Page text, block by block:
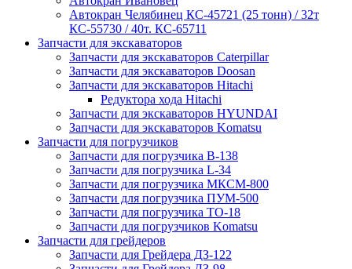
Автокран Челябинец КС-45721 (25 тонн) / 32т
КС-55730 / 40т. КС-65711
Запчасти для экскаваторов
Запчасти для экскаваторов Caterpillar
Запчасти для экскаваторов Doosan
Запчасти для экскаваторов Hitachi
Редуктора хода Hitachi
Запчасти для экскаваторов HYUNDAI
Запчасти для экскаваторов Komatsu
Запчасти для погрузчиков
Запчасти для погрузчика B-138
Запчасти для погрузчика L-34
Запчасти для погрузчика МКСМ-800
Запчасти для погрузчика ПУМ-500
Запчасти для погрузчика ТО-18
Запчасти для погрузчиков Komatsu
Запчасти для грейдеров
Запчасти для Грейдера ДЗ-122